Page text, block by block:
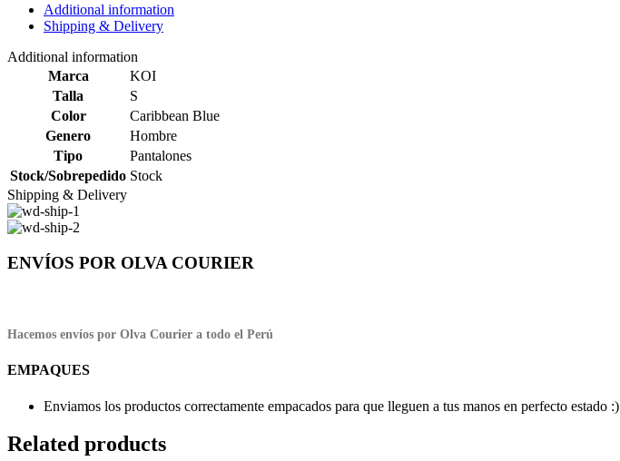
Additional information
Shipping & Delivery
Additional information
Marca
KOI
Talla
S
Color
Caribbean Blue
Genero
Hombre
Tipo
Pantalones
Stock/Sobrepedido Stock
Shipping & Delivery
ENVÍOS POR OLVA COURIER
Hacemos envíos por Olva Courier a todo el Perú
EMPAQUES
Enviamos los productos correctamente empacados para que lleguen a tus manos en perfecto estado :)
Related products